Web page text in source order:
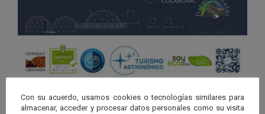
Organiza
Con su acuerdo, usamos cookies o tecnologías similares para
almacenar, acceder y procesar datos personales como su visita